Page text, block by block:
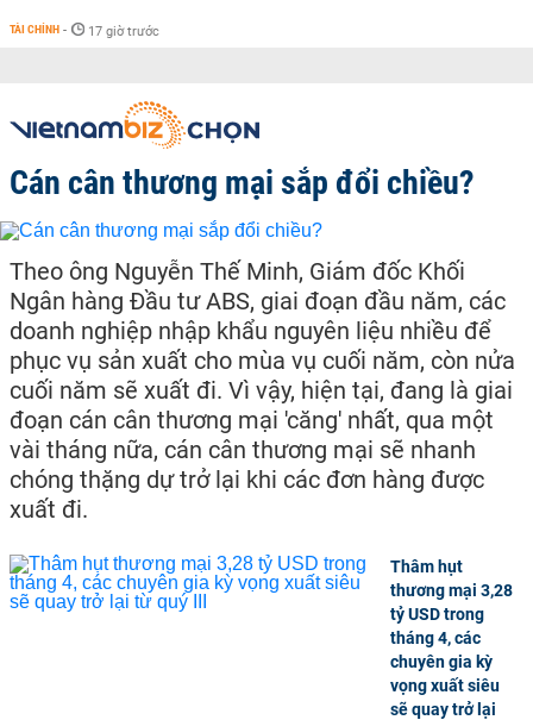
TÀI CHÍNH - 17 giờ trước
Cán cân thương mại sắp đổi chiều?
Theo ông Nguyễn Thế Minh, Giám đốc Khối
Ngân hàng Đầu tư ABS, giai đoạn đầu năm, các
doanh nghiệp nhập khẩu nguyên liệu nhiều để
phục vụ sản xuất cho mùa vụ cuối năm, còn nửa
cuối năm sẽ xuất đi. Vì vậy, hiện tại, đang là giai
đoạn cán cân thương mại 'căng' nhất, qua một
vài tháng nữa, cán cân thương mại sẽ nhanh
chóng thặng dự trở lại khi các đơn hàng được
xuất đi.
Thâm hụt
thương mại 3,28
tỷ USD trong
tháng 4, các
chuyên gia kỳ
vọng xuất siêu
sẽ quay trở lại